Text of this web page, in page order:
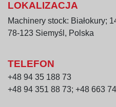
LOKALIZACJA
Machinery stock: Białokury;
78-123 Siemyśl, Polska
TELEFON
+48 94 35 188 73
+48 94 351 88 73; +48 663